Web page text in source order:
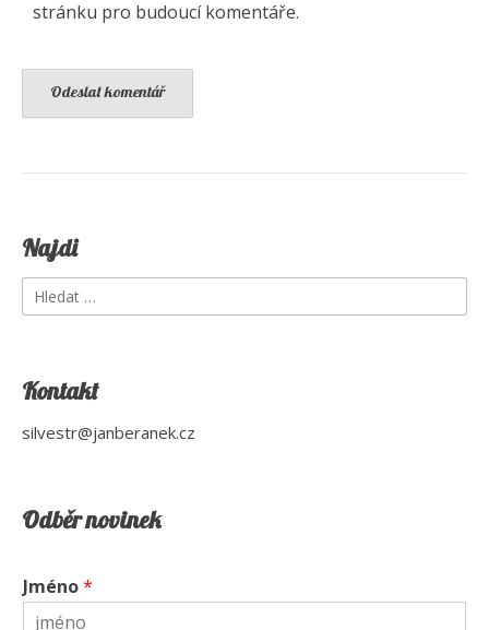
stránku pro budoucí komentáře.
Najdi
Vyhledávání
Kontakt
silvestr@janberanek.cz
Odběr novinek
Jméno*